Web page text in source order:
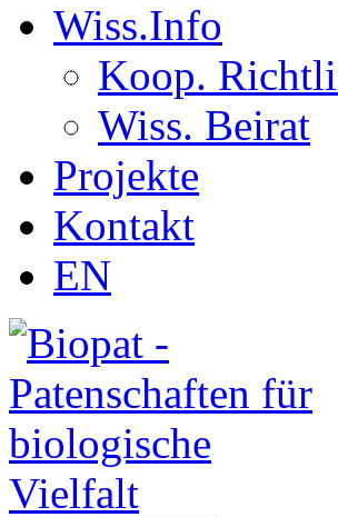
Wiss.Info
Koop.
Wiss. Beirat
Projekte
Kontakt
EN